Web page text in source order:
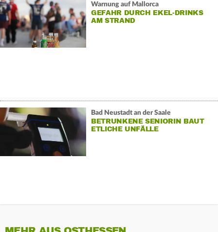
Warnung auf Mallorca
GEFAHR DURCH EKEL-DRINKS
AM STRAND
Bad Neustadt an der Saale
BETRUNKENE SENIORIN BAUT
ETLICHE UNFÄLLE